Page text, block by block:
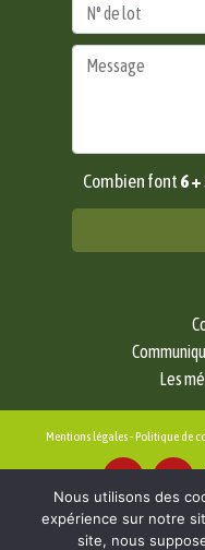
Combien font 6 +
Les
Mentions légales-Politique de
Nous utilisons des
expérience sur notre
site, nous